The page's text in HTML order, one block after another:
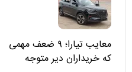
معایب تیارا؛ ۹ ضعف مهمی
که خریداران دیر متوجه